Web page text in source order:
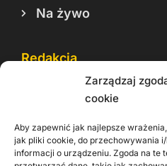
Zarządzaj
cookie
Aby zapewnić jak najlepsze
jak pliki cookie, do przechowywania
informacji o urządzeniu. Zgoda na te
Na żywo
Redakcja
Reklama
Rodo
Kontakt